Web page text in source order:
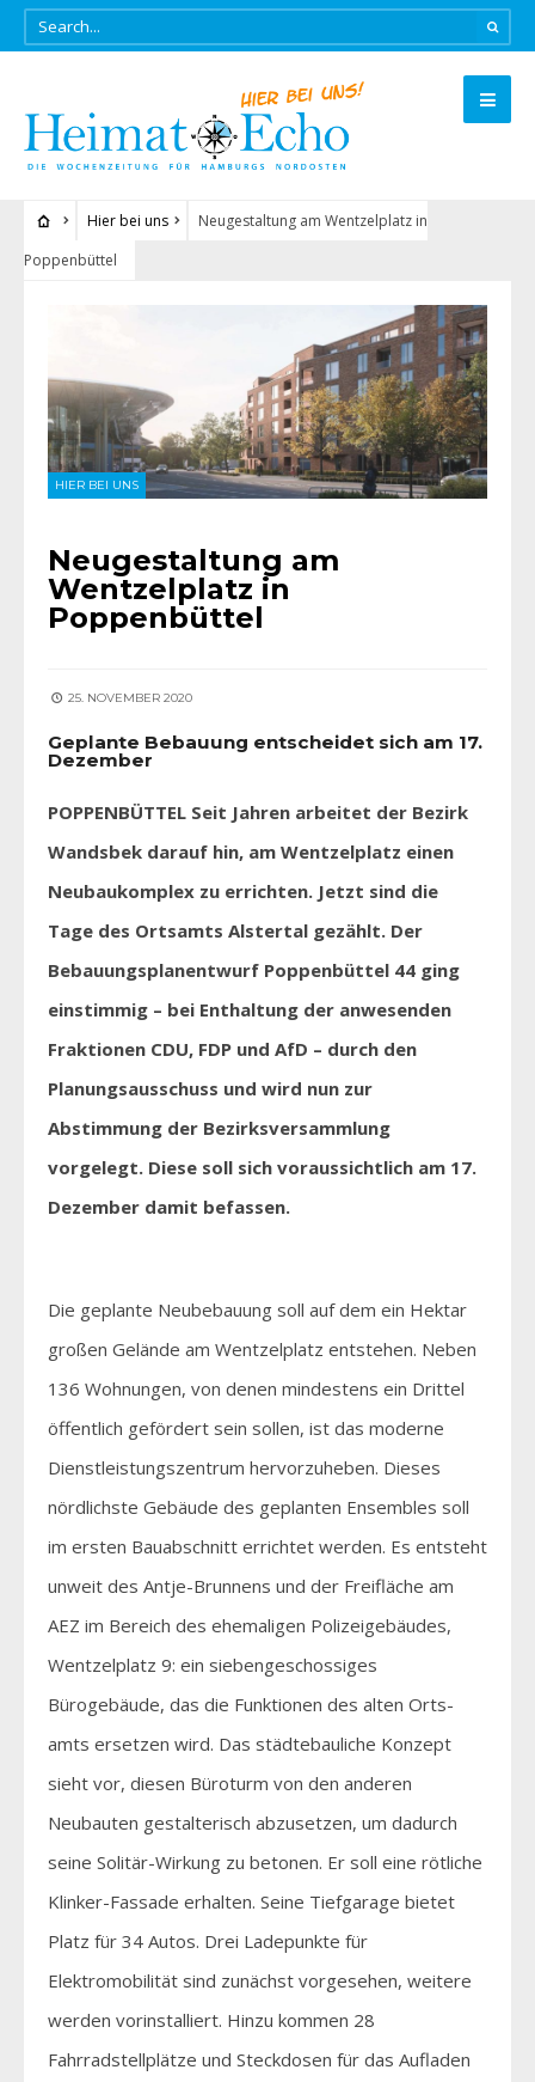
Hier bei uns
Neugestaltung am Wentzelplatz in
Poppenbüttel
HIER BEI UNS
Neugestaltung am
Wentzelplatz in
Poppenbüttel
25. NOVEMBER 2020
Geplante Bebauung entscheidet sich am 17.
Dezember
POPPENBÜTTEL Seit Jahren arbeitet der Bezirk
Wandsbek darauf hin, am Wentzelplatz einen
Neubaukomplex zu errichten. Jetzt sind die
Tage des Ortsamts Alstertal gezählt. Der
Bebauungsplanentwurf Poppenbüttel 44 ging
einstimmig – bei Enthaltung der anwesenden
Fraktionen CDU, FDP und AfD – durch den
Planungsausschuss und wird nun zur
Abstimmung der Bezirksversammlung
vorgelegt. Diese soll sich voraussichtlich am 17.
Dezember damit befassen.
Die geplante Neubebauung soll auf dem ein Hektar
großen Gelände am Wentzelplatz entstehen. Neben
136 Wohnungen, von denen mindestens ein Drittel
öffentlich gefördert sein sollen, ist das moderne
Dienstleistungszentrum hervorzuheben. Dieses
nördlichste Gebäude des geplanten Ensembles soll
im ersten Bauabschnitt errichtet werden. Es entsteht
unweit des Antje-Brunnens und der Freifläche am
AEZ im Bereich des ehemaligen Polizeigebäudes,
Wentzelplatz 9: ein siebengeschossiges
Bürogebäude, das die Funktionen des alten Orts-
amts ersetzen wird. Das städtebauliche Konzept
sieht vor, diesen Büroturm von den anderen
Neubauten gestalterisch abzusetzen, um dadurch
seine Solitär-Wirkung zu betonen. Er soll eine rötliche
Klinker-Fassade erhalten. Seine Tiefgarage bietet
Platz für 34 Autos. Drei Ladepunkte für
Elektromobilität sind zunächst vorgesehen, weitere
werden vorinstalliert. Hinzu kommen 28
Fahrradstellplätze und Steckdosen für das Aufladen